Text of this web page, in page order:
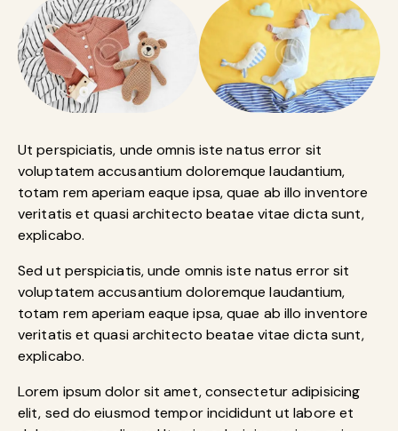
Ut perspiciatis, unde omnis iste natus error sit
voluptatem accusantium doloremque laudantium,
totam rem aperiam eaque ipsa, quae ab illo inventore
veritatis et quasi architecto beatae vitae dicta sunt,
explicabo.
Sed ut perspiciatis, unde omnis iste natus error sit
voluptatem accusantium doloremque laudantium,
totam rem aperiam eaque ipsa, quae ab illo inventore
veritatis et quasi architecto beatae vitae dicta sunt,
explicabo.
Lorem ipsum dolor sit amet, consectetur adipisicing
elit, sed do eiusmod tempor incididunt ut labore et